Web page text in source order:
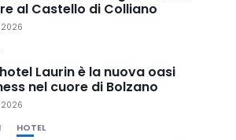
al Castello di Colliano
Laurin è la nuova oasi
nel cuore di Bolzano
HOTEL